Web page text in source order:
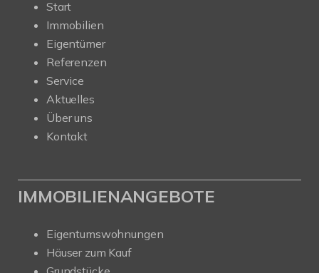
Start
Immobilien
Eigentümer
Referenzen
Service
Aktuelles
Über uns
Kontakt
IMMOBILIENANGEBOTE
Eigentumswohnungen
Häuser zum Kauf